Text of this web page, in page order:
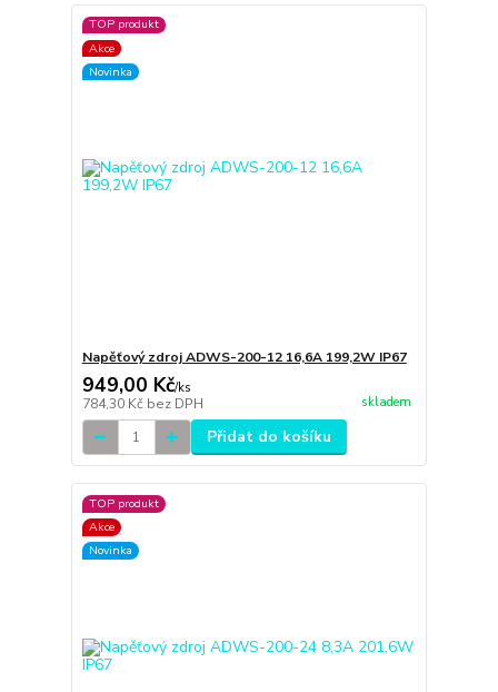
TOP produkt
Akce
Novinka
Napěťový zdroj ADWS-200-12 16,6A 199,2W IP67
949,00 Kč/ks
784,30 Kč bez DPH skladem
Přidat do košíku
TOP produkt
Akce
Novinka